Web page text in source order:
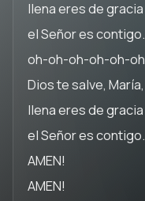
llena eres de gracia
el Señor es contigo.
oh-oh-oh-oh-oh-oh
Dios te salve, María,
llena eres de gracia
el Señor es contigo.
AMEN!
AMEN!